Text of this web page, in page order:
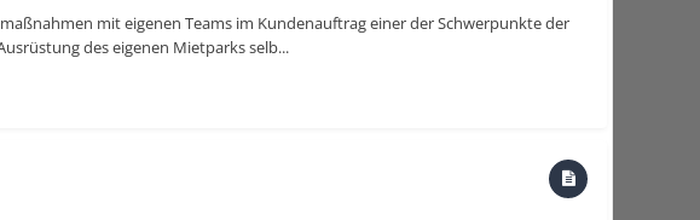
mit eigenen Teams im Kundenauftrag einer der Schwerpunkte der
des eigenen Mietparks selb...